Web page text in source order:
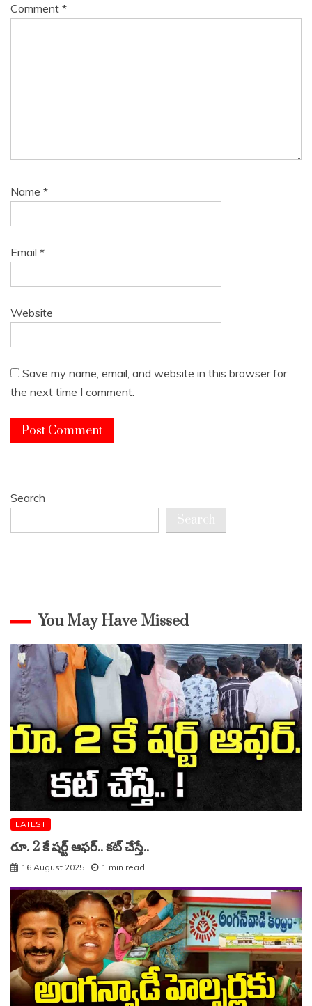
Comment *
Name *
Email *
Website
Save my name, email, and website in this browser for
the next time I comment.
Search
Search
You May Have Missed
LATEST
రూ. 2 కే షర్ట్ ఆఫర్.. కట్ చేస్తే..
16 August 2025 1 min read